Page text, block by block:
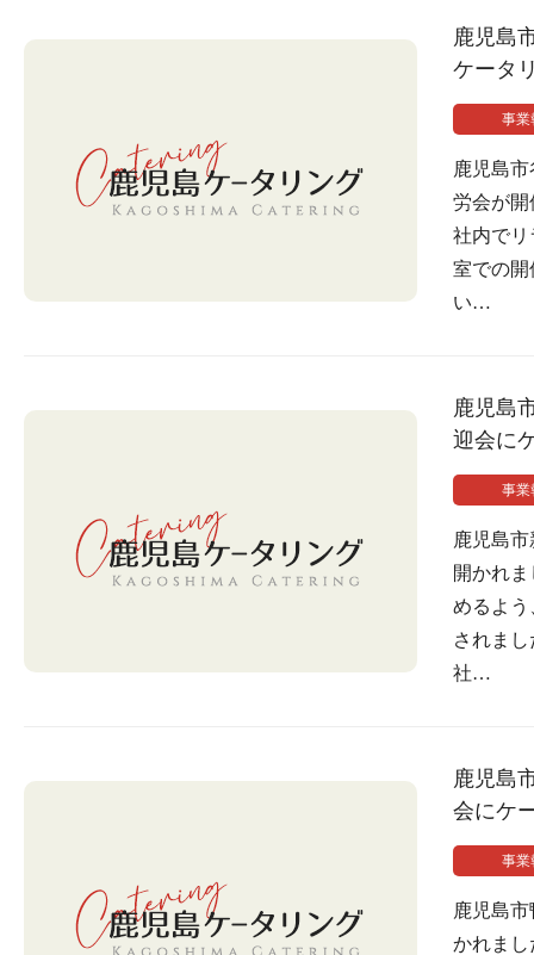
鹿児島
ケータ
事業
鹿児島
労会が開
社内でリ
室での開
い…
鹿児島
迎会に
事業
鹿児島
開かれ
めるよう
されま
社…
鹿児島
会にケ
事業
鹿児島
かれまし